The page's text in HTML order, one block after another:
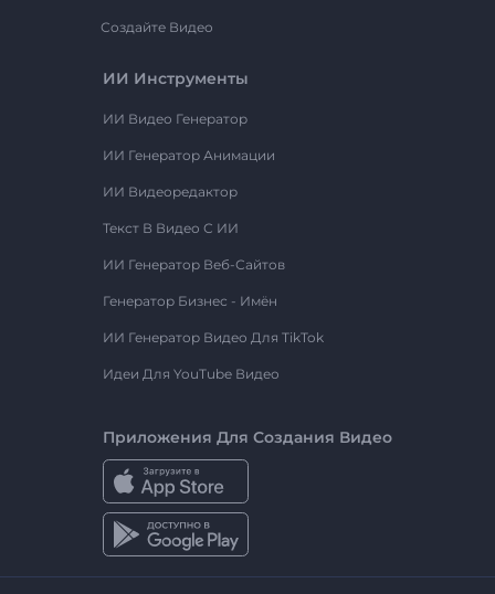
Создайте Видео
ИИ Инструменты
ИИ Видео Генератор
ИИ Генератор Анимации
ИИ Видеоредактор
Текст В Видео С ИИ
ИИ Генератор Веб-Сайтов
Генератор Бизнес - Имён
ИИ Генератор Видео Для TikTok
Идеи Для YouTube Видео
Приложения Для Создания Видео